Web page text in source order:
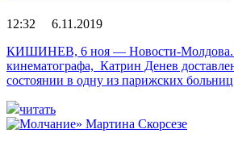
12:32 6.11.2019
КИШИНЕВ, 6 ноя — Новости-Молдова.
кинематографа, Катрин Денев
состоянии в одну из парижских
читать